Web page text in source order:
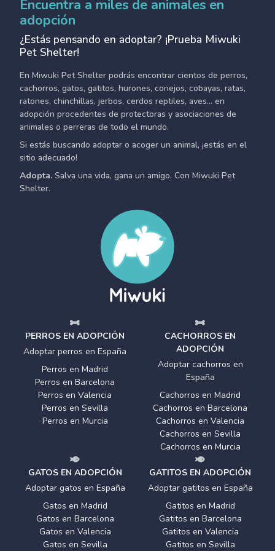
Encuentra a miles de animales en
adopción
¿Estás pensando en adoptar? ¡Prueba Miwuki
Pet Shelter!
En Miwuki Pet Shelter podrás encontrar cientos de perros,
cachorros, gatos, gatitos, hurones, conejos, cobayas, ratas,
ratones, chinchillas, jerbos, cerdos reptiles, aves... en
adopción procedentes de protectoras y asociaciones de
animales o perreras de todo el mundo.
Si estás buscando adoptar o acoger un animal, ¡estás en el
sitio adecuado!
Adopta. Salva una vida, gana un amigo. Con Miwuki Pet
Shelter.
PERROS EN ADOPCIÓN
Adoptar perros en España
Perros en Madrid
Perros en Barcelona
Perros en Valencia
Perros en Sevilla
Perros en Murcia
CACHORROS EN
ADOPCIÓN
Adoptar cachorros en
España
Cachorros en Madrid
Cachorros en Barcelona
Cachorros en Valencia
Cachorros en Sevilla
Cachorros en Murcia
GATOS EN ADOPCIÓN
Adoptar gatos en España
Gatos en Madrid
Gatos en Barcelona
Gatos en Valencia
Gatos en Sevilla
GATITOS EN ADOPCIÓN
Adoptar gatitos en España
Gatitos en Madrid
Gatitos en Barcelona
Gatitos en Valencia
Gatitos en Sevilla